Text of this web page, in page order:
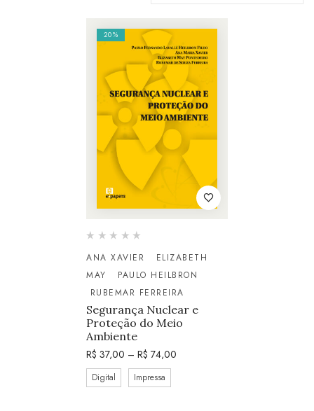
20%
ANA XAVIER
ELIZABETH
MAY
PAULO HEILBRON
RUBEMAR FERREIRA
Segurança Nuclear e
Proteção do Meio
Ambiente
R$ 37,00 – R$ 74,00
Digital Impressa